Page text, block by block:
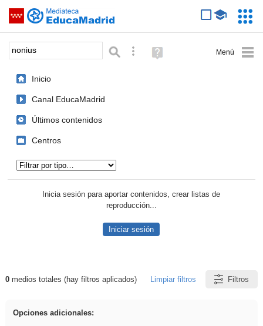
Saltar navegación
Palabra o frase: Búsqueda avanzada
Ayuda
(en
Inicio
Canal EducaMadrid
Últimos contenidos
Centros
Inicia sesión para aportar contenidos, crear listas de
reproducción...
Iniciar sesión
Resultados de: nonius
0medios totales (hay filtros aplicados) Limpiar filtros Filtros
Opciones adicionales: